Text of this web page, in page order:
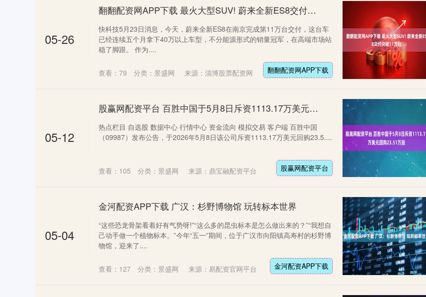
05-26
翻翻配资网APP下载 最火大型SUV! 蔚来全新ES8交付突破11万台
快科技5月23日消息，今天，蔚来全新ES8在南京完成第11万台交付，这台车
已经连续五个月拿下40万以上车型，不分能源形式的销量冠军，在高端市场站
稳了脚跟。 作为....
翻翻配资网APP下载
来源：淄博股票配资网
查看： 79 分类： 景盛网
05-12
股赢网配资平台 百胜中国于5月8日斥资1113.17万美元回购23.51万股
热点栏目 自选股 数据中心 行情中心 资金流向 模拟交易 客户端 百胜中国
（09987）发布公告，于2026年5月8日该公司斥资1113.17万美元回购23.5....
股赢网配资平台
来源：鼎宝融配资平台
查看： 105 分类： 景盛网
05-04
金河配资APP下载 广汉：杉野博物馆 玩转标本世界
“这些恐龙骨架看着好有气势呀!”“这么多的昆虫标本是怎么做出来的？”“我想自
己动手做一个植物标本。”今年“五一”期间，位于广汉市向阳镇高寿村的杉野博
物馆，迎来了....
金河配资APP下载
来源：易配资官网平台
查看： 127 分类： 景盛网